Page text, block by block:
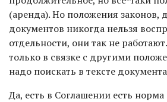
(аренда). Но положения законов,
документов никогда нельзя
отдельности, они так не
только в связке с другими
надо поискать в тексте
Да, есть в Соглашении есть